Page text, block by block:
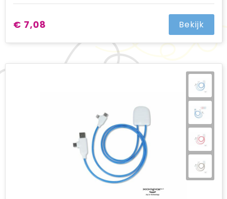
€ 7,08 Bekijk